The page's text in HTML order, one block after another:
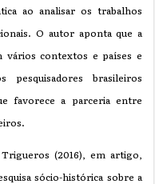
ao analisar os trabalhos
O autor aponta que a
vários contextos e países e
pesquisadores brasileiros
favorece a parceria entre
(2016), em artigo,
sócio-histórica sobre a